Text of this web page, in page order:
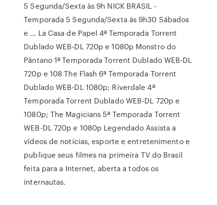
5 Segunda/Sexta às 9h NICK BRASIL -
Temporada 5 Segunda/Sexta às 9h30 Sábados
e … La Casa de Papel 4ª Temporada Torrent
Dublado WEB-DL 720p e 1080p Monstro do
Pântano 1ª Temporada Torrent Dublado WEB-DL
720p e 108 The Flash 6ª Temporada Torrent
Dublado WEB-DL 1080p; Riverdale 4ª
Temporada Torrent Dublado WEB-DL 720p e
1080p; The Magicians 5ª Temporada Torrent
WEB-DL 720p e 1080p Legendado Assista a
vídeos de notícias, esporte e entretenimento e
publique seus filmes na primeira TV do Brasil
feita para a Internet, aberta a todos os
internautas.